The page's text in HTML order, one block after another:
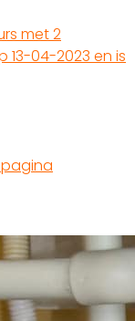
met 2
13-04-2023 en is